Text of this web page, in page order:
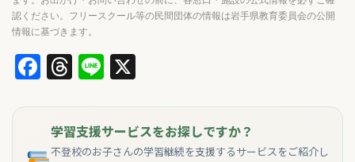
認ください。フリースクール等の民間団体の情報は岩手県教育委員会の公開
情報に基づきます。
Facebook
Threads
Line
学習支援サービスをお探しですか？
不登校のお子さんの学習継続を支援するサービスをご紹介し